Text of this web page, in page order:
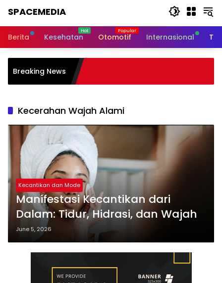
SPACEMEDIA
Berita Kesehatan Otomotif Internasional
Breaking News
Burnout pada
Tips
Kecerahan Wajah Alami
Kecantikan dan Mode
Manifestasi Kecantikan dari
Dalam: Tidur, Hidrasi, dan Wajah
June 5, 2026